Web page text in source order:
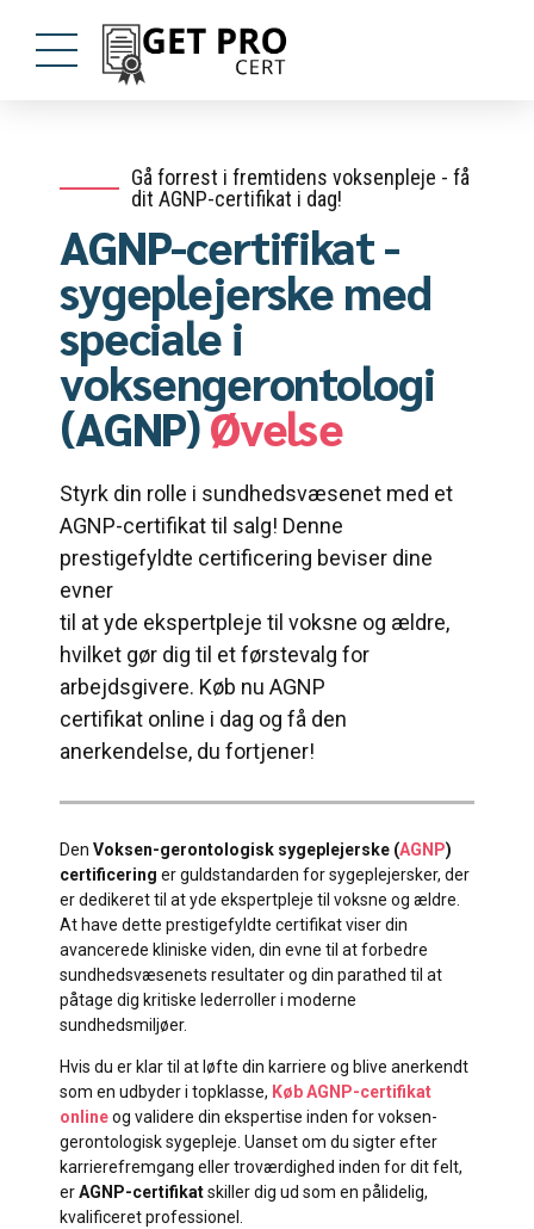
Gå forrest i fremtidens voksenpleje - få
dit AGNP-certifikat i dag!
AGNP-certifikat -
sygeplejerske med
speciale i
voksengerontologi
(AGNP)Øvelse
Styrk din rolle i sundhedsvæsenet med et
AGNP-certifikat til salg! Denne
prestigefyldte certificering beviser dine
evner
til at yde ekspertpleje til voksne og ældre,
hvilket gør dig til et førstevalg for
arbejdsgivere. Køb nu AGNP
certifikat online i dag og få den
anerkendelse, du fortjener!
Den Voksen-gerontologisk sygeplejerske (AGNP)
certificering er guldstandarden for sygeplejersker, der
er dedikeret til at yde ekspertpleje til voksne og ældre.
At have dette prestigefyldte certifikat viser din
avancerede kliniske viden, din evne til at forbedre
sundhedsvæsenets resultater og din parathed til at
påtage dig kritiske lederroller i moderne
sundhedsmiljøer.
Hvis du er klar til at løfte din karriere og blive anerkendt
som en udbyder i topklasse, Køb AGNP-certifikat
onlineog validere din ekspertise inden for voksen-
gerontologisk sygepleje. Uanset om du sigter efter
karrierefremgang eller troværdighed inden for dit felt,
erAGNP-certifikatskiller dig ud som en pålidelig,
kvalificeret professionel.